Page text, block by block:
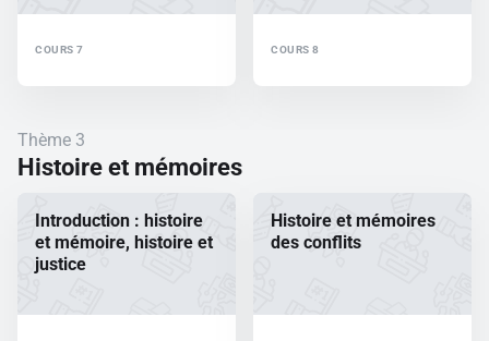
COURS 7 COURS 8
Thème 3
Histoire et mémoires
Introduction : histoire
et mémoire, histoire et
justice
Histoire et mémoires
des conflits